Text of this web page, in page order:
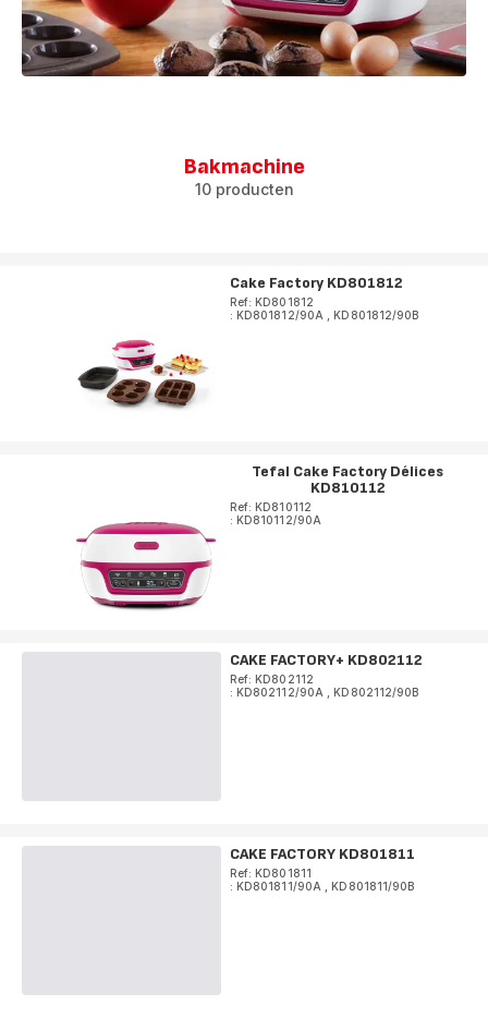
Bakmachine
10 producten
Cake Factory KD801812
Ref: KD801812
: KD801812/90A
,KD801812/90B
Tefal Cake Factory Délices
KD810112
Ref: KD810112
: KD810112/90A
CAKE FACTORY+ KD802112
Ref: KD802112
: KD802112/90A
,KD802112/90B
CAKE FACTORY KD801811
Ref: KD801811
: KD801811/90A
,KD801811/90B